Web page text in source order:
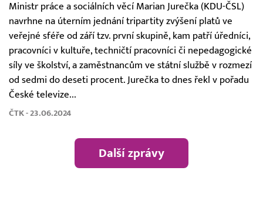
Ministr práce a sociálních věcí Marian Jurečka (KDU-ČSL)
navrhne na úterním jednání tripartity zvýšení platů ve
veřejné sféře od září tzv. první skupině, kam patří úředníci,
pracovníci v kultuře, techničtí pracovníci či nepedagogické
síly ve školství, a zaměstnancům ve státní službě v rozmezí
od sedmi do deseti procent. Jurečka to dnes řekl v pořadu
České televize...
ČTK - 23.06.2024
Další zprávy